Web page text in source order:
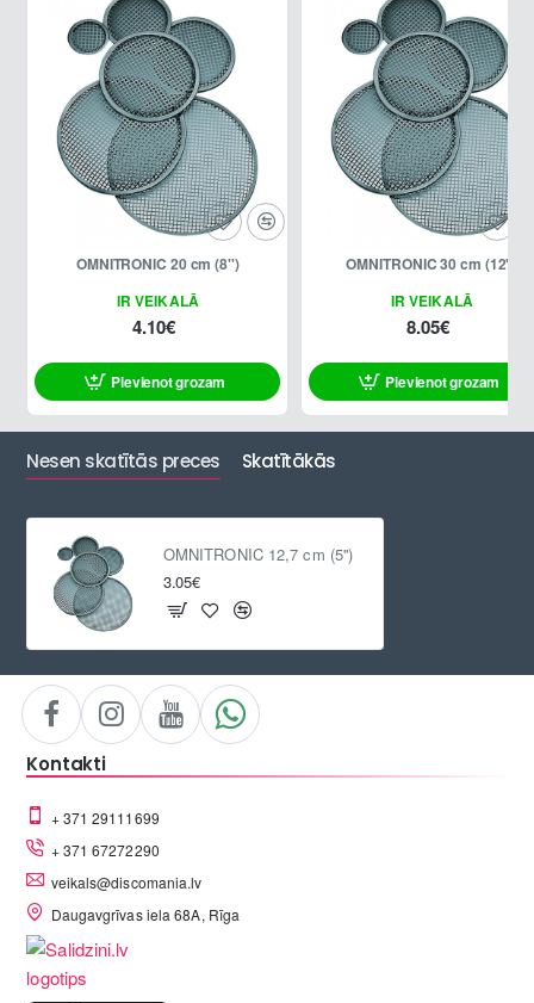
IR VEIKALĀ
OMNITRONIC 20 cm (8'')
4.10€
Pievienot grozam
IR VEIKALĀ
OMNITRONIC 30 cm (12")
8.05€
Pievienot grozam
Nesen skatītās preces Skatītākās
OMNITRONIC 12,7 cm (5'')
3.05€
Kontakti
+ 371 29111699
+ 371 67272290
veikals@discomania.lv
Daugavgrīvas iela 68A, Rīga